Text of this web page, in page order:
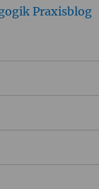
Praxisblog